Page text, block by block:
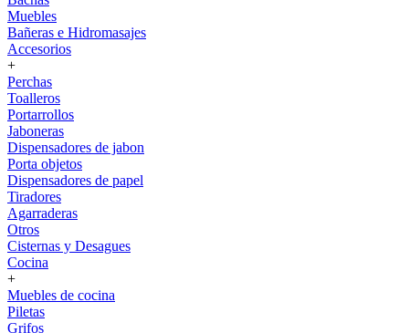
Muebles
Bañeras e Hidromasajes
Accesorios
+
Perchas
Toalleros
Portarrollos
Jaboneras
Dispensadores de jabon
Porta objetos
Dispensadores de papel
Tiradores
Agarraderas
Otros
Cisternas y Desagues
Cocina
+
Muebles de cocina
Piletas
Grifos